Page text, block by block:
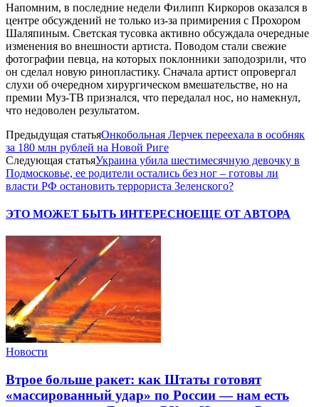
Напомним, в последние недели Филипп Киркоров оказался в
центре обсуждений не только из-за примирения с Прохором
Шаляпиным. Светская тусовка активно обсуждала очередные
изменения во внешности артиста. Поводом стали свежие
фотографии певца, на которых поклонники заподозрили, что
он сделал новую ринопластику. Сначала артист опровергал
слухи об очередном хирургическом вмешательстве, но на
премии Муз-ТВ признался, что передалал нос, но намекнул,
что недоволен результатом.
Предыдущая статьяОнкобольная Лерчек переехала в особняк
за 180 млн рублей на Новой Риге
Следующая статьяУкраина убила шестимесячную девочку в
Подмосковье, ее родители остались без ног – готовы ли
власти РФ остановить террориста Зеленского?
ЭТО МОЖЕТ БЫТЬ ИНТЕРЕСНОЕЩЕ ОТ АВТОРА
Новости
Втрое больше ракет: как Штаты готовят
«массированный удар» по России — нам есть